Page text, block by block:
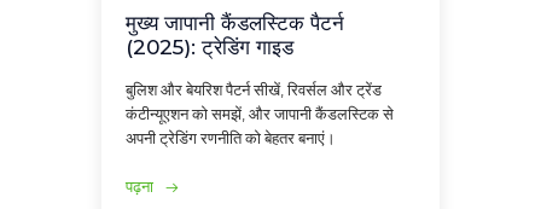
मुख्य जापानी कैंडलस्टिक पैटर्न
(2025): ट्रेडिंग गाइड
बुलिश और बेयरिश पैटर्न सीखें, रिवर्सल और ट्रेंड
कंटीन्यूएशन को समझें, और जापानी कैंडलस्टिक से
अपनी ट्रेडिंग रणनीति को बेहतर बनाएं।
पढ़ना